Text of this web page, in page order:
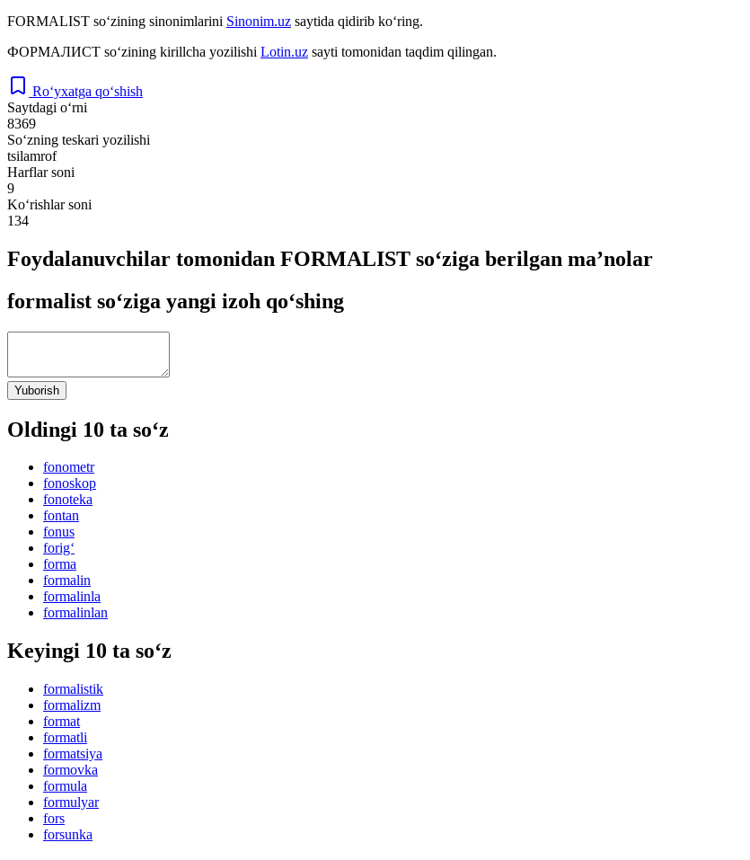
FORMALIST so‘zining sinonimlarini Sinonim.uz saytida qidirib ko‘ring.
ФОРМАЛИСТ so‘zining kirillcha yozilishi Lotin.uz sayti tomonidan taqdim qilingan.
Ro‘yxatga qo‘shish
Saytdagi o‘rni
8369
So‘zning teskari yozilishi
tsilamrof
Harflar soni
9
Ko‘rishlar soni
134
Foydalanuvchilar tomonidan FORMALIST so‘ziga berilgan ma’nolar
formalist so‘ziga yangi izoh qo‘shing
Yuborish
Oldingi 10 ta so‘z
fonometr
fonoskop
fonoteka
fontan
fonus
forig‘
forma
formalin
formalinla
formalinlan
Keyingi 10 ta so‘z
formalistik
formalizm
format
formatli
formatsiya
formovka
formula
formulyar
fors
forsunka